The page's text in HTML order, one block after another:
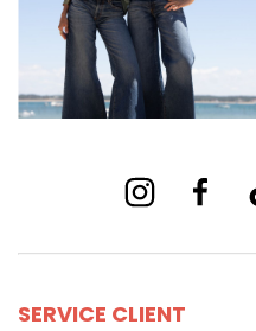
SERVICE CLIENT